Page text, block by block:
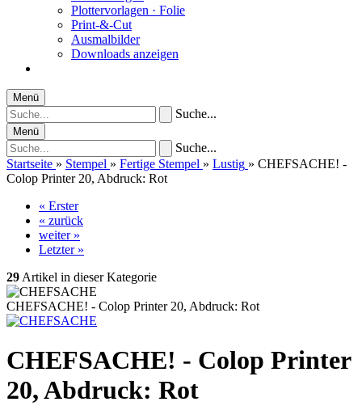
Plottervorlagen · Folie
Print-&-Cut
Ausmalbilder
Downloads anzeigen
Menü
Suche...
Menü
Suche...
Startseite » Stempel » Fertige Stempel » Lustig » CHEFSACHE! -
Colop Printer 20, Abdruck: Rot
« Erster
« zurück
weiter »
Letzter »
29 Artikel in dieser Kategorie
CHEFSACHE! - Colop Printer 20, Abdruck: Rot
CHEFSACHE! - Colop Printer
20, Abdruck: Rot